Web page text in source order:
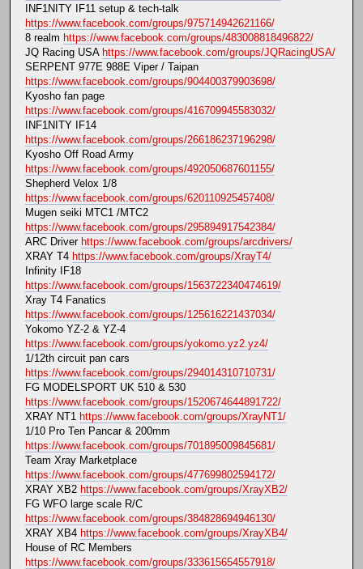
INF1NITY IF11 setup & tech-talk
https://www.facebook.com/groups/975714942621166/
8 realm https://www.facebook.com/groups/483008818496822/
JQ Racing USA https://www.facebook.com/groups/JQRacingUSA/
SERPENT 977E 988E Viper / Taipan
https://www.facebook.com/groups/904400379903698/
Kyosho fan page
https://www.facebook.com/groups/416709945583032/
INF1NITY IF14
https://www.facebook.com/groups/266186237196298/
Kyosho Off Road Army
https://www.facebook.com/groups/492050687601155/
Shepherd Velox 1/8
https://www.facebook.com/groups/620110925457408/
Mugen seiki MTC1 /MTC2
https://www.facebook.com/groups/295894917542384/
ARC Driver https://www.facebook.com/groups/arcdrivers/
XRAY T4 https://www.facebook.com/groups/XrayT4/
Infinity IF18
https://www.facebook.com/groups/1563722340474619/
Xray T4 Fanatics
https://www.facebook.com/groups/125616221437034/
Yokomo YZ-2 & YZ-4
https://www.facebook.com/groups/yokomo.yz2.yz4/
1/12th circuit pan cars
https://www.facebook.com/groups/294014310710731/
FG MODELSPORT UK 510 & 530
https://www.facebook.com/groups/1520674644891722/
XRAY NT1 https://www.facebook.com/groups/XrayNT1/
1/10 Pro Ten Pancar & 200mm
https://www.facebook.com/groups/701895009845681/
Team Xray Marketplace
https://www.facebook.com/groups/477699802594172/
XRAY XB2 https://www.facebook.com/groups/XrayXB2/
FG WFO large scale R/C
https://www.facebook.com/groups/384828694946130/
XRAY XB4 https://www.facebook.com/groups/XrayXB4/
House of RC Members
https://www.facebook.com/groups/333615654557918/